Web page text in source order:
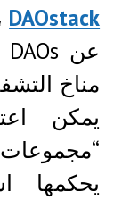
DAOstack
مناخ
يحكمها